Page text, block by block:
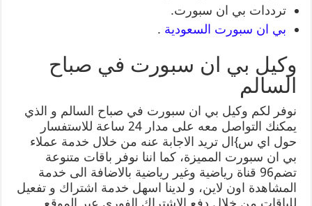
ترددات بي ان سبورت.
بي ان سبورت السعودية .
وكيل بي ان سبورت في صباح
السالم
نوفر لكم وكيل بي ان سبورت في صباح السالم و الذي
يمكنك التواصل معه على مدار 24 ساعة للاستفسار
حول اي س}ال تريد الاجابة عنه من خلال خدمة عملاء
بي ان سبورت المميزة، كما اننا نوفر باقات متنوعة
تضم96 قناة رياضية وغير رياضية بالاضافة الى خدمة
المشاهدة اون لاين، و لدينا اسهل خدمة اشتراك و تفعيل
للباقات من خلال دفع الاشتراك الفوري عبر الموقع